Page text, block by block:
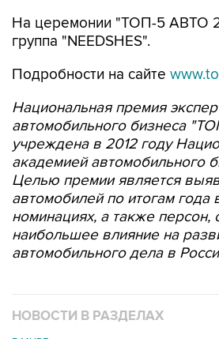
На церемонии "ТОП-5 АВТО
группа "NEEDSHES".
Подробности на сайте
Национальная премия
автомобильного бизнеса
учреждена в 2012 году
академией автомобильного
Целью премии является
автомобилей по итогам года
номинациях, а также
наибольшее влияние на
автомобильного дела в
НОВОСТИ В РАЗДЕЛАХ